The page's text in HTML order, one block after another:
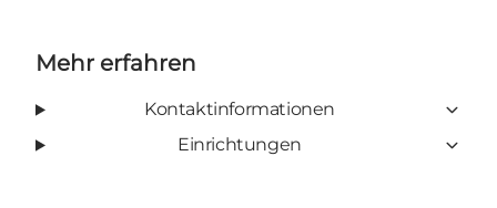
Mehr erfahren
Kontaktinformationen
Einrichtungen